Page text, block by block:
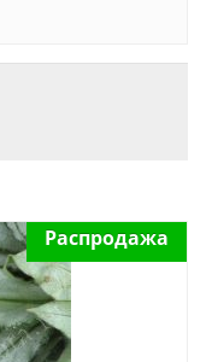
Распродажа